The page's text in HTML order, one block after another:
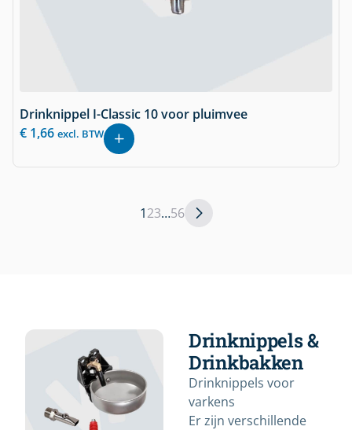
Drinknippel I-Classic 10 voor pluimvee
€ 1,66 excl. BTW
123…56
Drinknippels &
Drinkbakken
Drinknippels voor
varkens
Er zijn verschillende